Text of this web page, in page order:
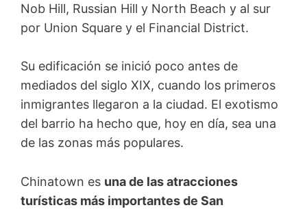
Nob Hill, Russian Hill y North Beach y al sur
por Union Square y el Financial District.
Su edificación se inició poco antes de
mediados del siglo XIX, cuando los primeros
inmigrantes llegaron a la ciudad. El exotismo
del barrio ha hecho que, hoy en día, sea una
de las zonas más populares.
Chinatown es una de las atracciones
turísticas más importantes de San